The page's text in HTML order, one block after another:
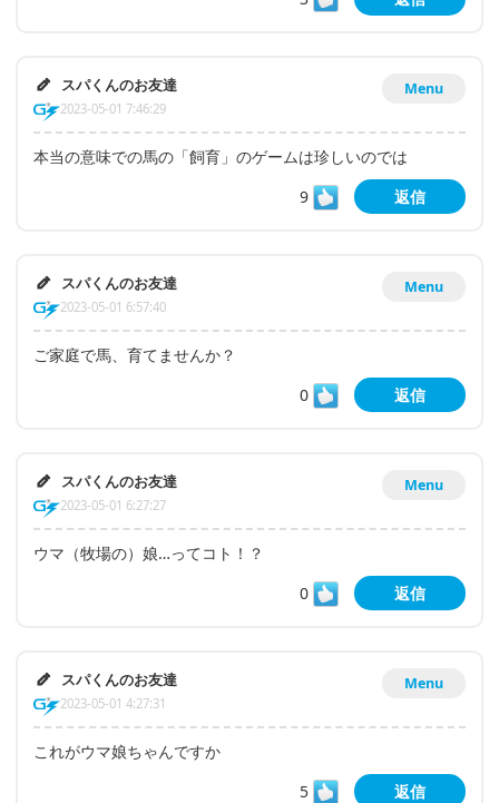
Menu
スパくんのお友達
2023-05-01 7:46:29
本当の意味での馬の「飼育」のゲームは珍しいのでは
9
返信
Menu
スパくんのお友達
2023-05-01 6:57:40
ご家庭で馬、育てませんか？
0
返信
Menu
スパくんのお友達
2023-05-01 6:27:27
ウマ（牧場の）娘…ってコト！？
0
返信
Menu
スパくんのお友達
2023-05-01 4:27:31
これがウマ娘ちゃんですか
5
返信